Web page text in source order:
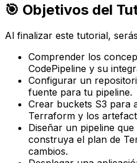
🎯 Objetivos del
Al finalizar este tutorial,
Comprender los
CodePipeline y su
Configurar un
fuente para tu pipeline.
Crear buckets S3 para
Terraform y los
Diseñar un pipeline
construya el plan de
cambios.